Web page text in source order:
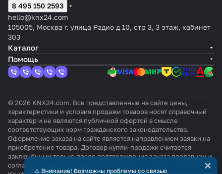
8 495 150 2593
hello@knx24.com
105005, Москва г. улица Радио д 10, стр 3, 3 этаж, кабинет
303
Каталог
Помощь
© 2026 KNX24.com. Все представленные на сайте цены,
характеристики и условия продажи товаров носят справочный
характер и не являются публичной офертой в смысле
соответствующих норм гражданского законодательства.
Оформление заказа на сайте является направлением заявки на
приобретение товара. Договор купли-продажи считается
заключённым только после подтверждения заказа продавцом и
согласования всех условий.
⚠️ Внимание! Возможны проблемы со связью ×